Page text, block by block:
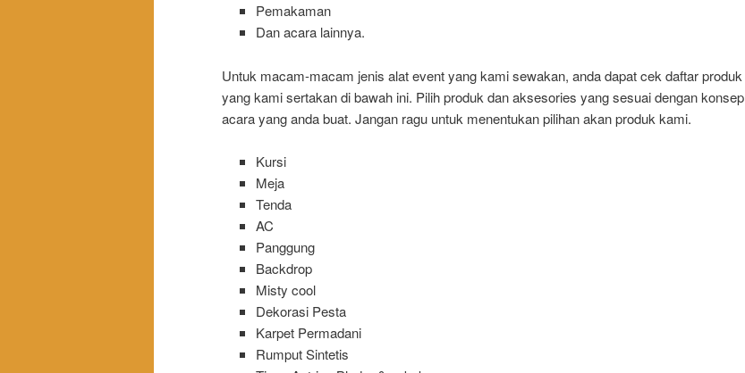
Pemakaman
Dan acara lainnya.
Untuk macam-macam jenis alat event yang kami sewakan, anda dapat cek daftar produk
yang kami sertakan di bawah ini. Pilih produk dan aksesories yang sesuai dengan konsep
acara yang anda buat. Jangan ragu untuk menentukan pilihan akan produk kami.
Kursi
Meja
Tenda
AC
Panggung
Backdrop
Misty cool
Dekorasi Pesta
Karpet Permadani
Rumput Sintetis